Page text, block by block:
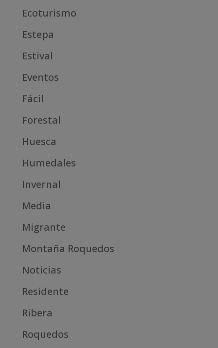
Ecoturismo
Estepa
Estival
Eventos
Fácil
Forestal
Huesca
Humedales
Invernal
Media
Migrante
Montaña Roquedos
Noticias
Residente
Ribera
Roquedos